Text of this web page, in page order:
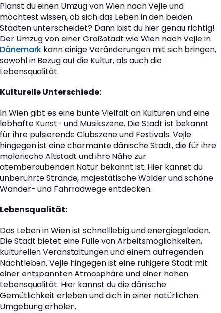
Planst du einen Umzug von Wien nach Vejle und
möchtest wissen, ob sich das Leben in den beiden
Städten unterscheidet? Dann bist du hier genau richtig!
Der Umzug von einer Großstadt wie Wien nach Vejle in
Dänemark kann einige Veränderungen mit sich bringen,
sowohl in Bezug auf die Kultur, als auch die
Lebensqualität.
Kulturelle Unterschiede:
In Wien gibt es eine bunte Vielfalt an Kulturen und eine
lebhafte Kunst- und Musikszene. Die Stadt ist bekannt
für ihre pulsierende Clubszene und Festivals. Vejle
hingegen ist eine charmante dänische Stadt, die für ihre
malerische Altstadt und ihre Nähe zur
atemberaubenden Natur bekannt ist. Hier kannst du
unberührte Strände, majestätische Wälder und schöne
Wander- und Fahrradwege entdecken.
Lebensqualität:
Das Leben in Wien ist schnelllebig und energiegeladen.
Die Stadt bietet eine Fülle von Arbeitsmöglichkeiten,
kulturellen Veranstaltungen und einem aufregenden
Nachtleben. Vejle hingegen ist eine ruhigere Stadt mit
einer entspannten Atmosphäre und einer hohen
Lebensqualität. Hier kannst du die dänische
Gemütlichkeit erleben und dich in einer natürlichen
Umgebung erholen.